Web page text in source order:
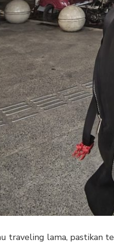
traveling lama, pastikan